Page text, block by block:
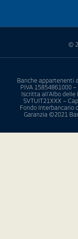
©
Banche appartenenti
P.IVA 15854861000
Iscritta all’Albo delle
SVTUIT21XXX –
Fondo Interbancario
Garanzia ©2021